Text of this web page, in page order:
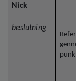
Nick
beslutning